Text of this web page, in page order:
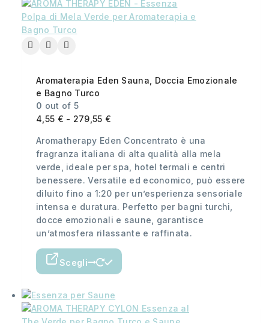
Aromaterapia Eden Sauna, Doccia Emozionale
e Bagno Turco
0 out of 5
4,55 € - 279,55 €
Aromatherapy Eden Concentrato è una
fragranza italiana di alta qualità alla mela
verde, ideale per spa, hotel termali e centri
benessere. Versatile ed economico, può essere
diluito fino a 1:20 per un’esperienza sensoriale
intensa e duratura. Perfetto per bagni turchi,
docce emozionali e saune, garantisce
un’atmosfera rilassante e raffinata.
Scegli